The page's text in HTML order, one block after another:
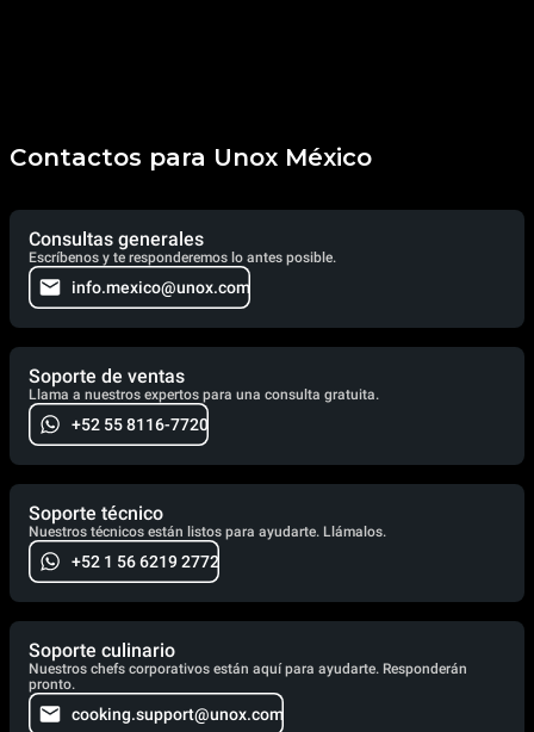
Contactos para Unox México
Consultas generales
Escríbenos y te responderemos lo antes posible.
info.mexico@unox.com
Soporte de ventas
Llama a nuestros expertos para una consulta gratuita.
+52 55 8116-7720
Soporte técnico
Nuestros técnicos están listos para ayudarte. Llámalos.
+52 1 56 6219 2772
Soporte culinario
Nuestros chefs corporativos están aquí para ayudarte. Responderán
pronto.
cooking.support@unox.com